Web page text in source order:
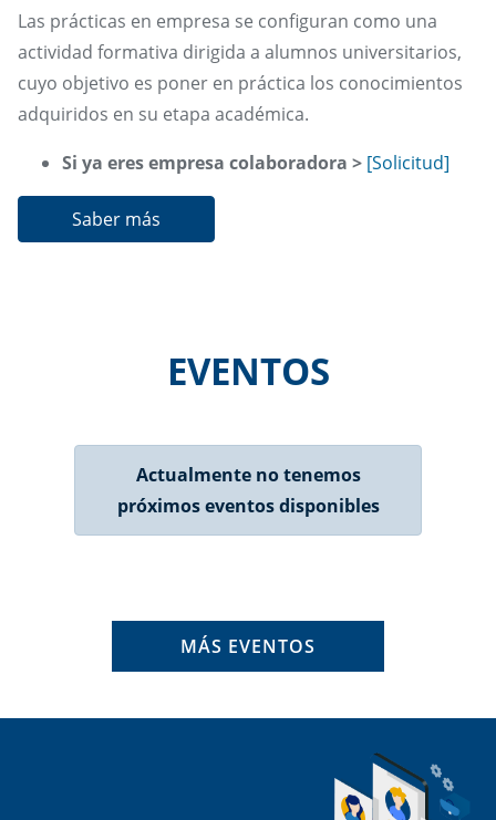
Las prácticas en empresa se configuran como una
actividad formativa dirigida a alumnos universitarios,
cuyo objetivo es poner en práctica los conocimientos
adquiridos en su etapa académica.
Si ya eres empresa colaboradora > [Solicitud]
Saber más
EVENTOS
Actualmente no tenemos
próximos eventos disponibles
MÁS EVENTOS